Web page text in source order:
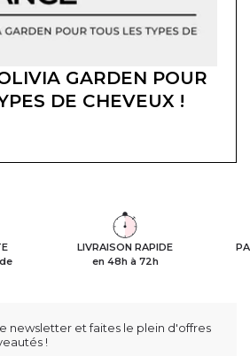
GARDEN POUR
DE CHEVEUX !
LIVRAISON RAPIDE
en 48h à 72h
newsletter et faites le plein d'offres
!